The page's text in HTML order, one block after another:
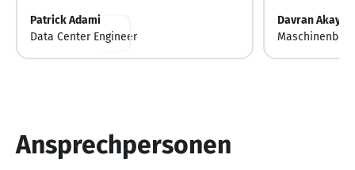
Patrick Adami
Data Center Engineer
Davran Akay
Ansprechpersonen